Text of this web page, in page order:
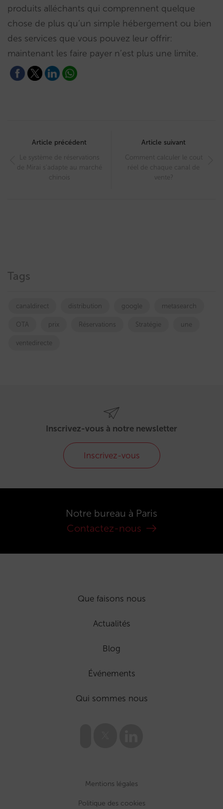
produits alléchants qui comprennent quelque
chose de plus qu’un simple hébergement ou bien
des services que vous pouvez leur offrir:
maintenant les faire payer n’est plus une limite.
navigation
Article précédent
Le système de réservations
de Mirai s’adapte au marché
chinois
Article suivant
Comment calculer le cout
réel de chaque canal de
vente?
Tags
canaldirect distribution google metasearch
OTA prix Réservations Stratégie une
ventedirecte
Inscrivez-vous à notre newsletter
Inscrivez-vous
Notre bureau à Paris
Contactez-nous
Que faisons nous
Actualités
Blog
Événements
Qui sommes nous
Mentions légales
Politique des cookies